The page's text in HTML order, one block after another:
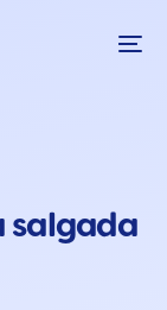
salgada